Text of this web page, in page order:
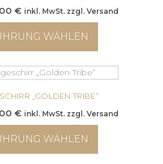
Die
können
Produktseite
gewählt
werden
€Preisspanne:
74,00 €
bis
89,00 €
inkl. MwSt. zzgl. Versand
WÄHLEN
Produkt
weist
mehrere
auf.
Die
Optionen
„GOLDEN TRIBE“
€Preisspanne:
74,00 €
bis
89,00 €
inkl. MwSt. zzgl. Versand
WÄHLEN